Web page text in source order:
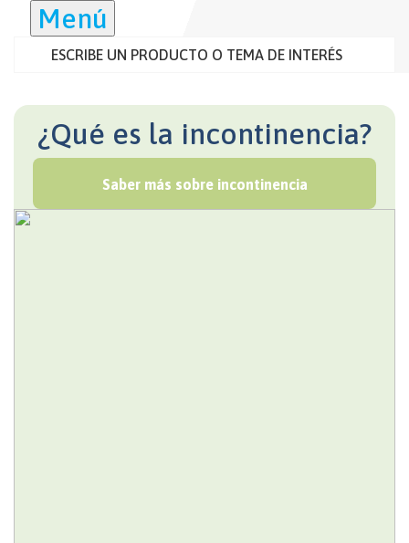
Menú
¿Qué es la incontinencia?
Saber más sobre incontinencia